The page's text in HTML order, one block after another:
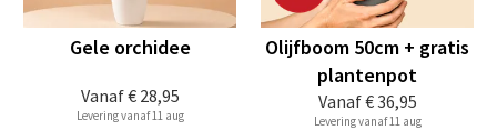
Vanaf€ 28,95
Gele orchidee
Levering vanaf 11 aug
Vanaf€ 36,95
Olijfboom 50cm + gratis
plantenpot
Levering vanaf 11 aug